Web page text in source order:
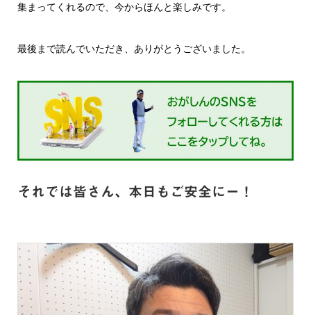
集まってくれるので、今からほんと楽しみです。
最後まで読んでいただき、ありがとうございました。
それでは皆さん、本日もご安全にー！